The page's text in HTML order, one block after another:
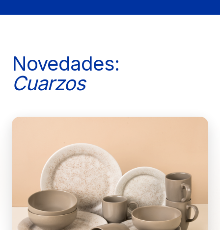
Novedades:
Cuarzos